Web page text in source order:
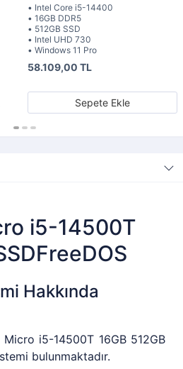
• Intel Core i5-14400
• 16GB DDR5
• 512GB SSD
• Intel UHD 730
• Windows 11 Pro
58.109,00 TL
Sepete Ekle
i5-14500T
Hakkında
i5-14500T 16GB 512GB
bulunmaktadır.